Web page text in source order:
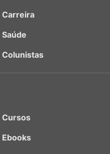
Carreira
Saúde
Colunistas
Cursos
Ebooks